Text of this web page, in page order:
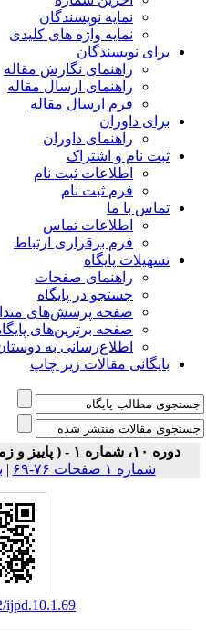
نمایه نویسندگان
نمایه واژه های کلیدی
برای نویسندگان
راهنمای نگارش مقاله
راهنمای ارسال مقاله
فرم ارسال مقاله
برای داوران
راهنمای داوران
ثبت نام و اشتراک
اطلاعات ثبت نام
فرم ثبت نام
تماس با ما
اطلاعات تماس
فرم برقراری ارتباط
تسهیلات پایگاه
راهنمای صفحات
جستجو در پایگاه
صفحه پرسش‌های
صفحه برترین‌های پایگاه
اطلاع‌رسانی به دوستان
بایگانی مقالات زیر چاپ
دوره ۱۰، شماره ۱ - ( پاییز و زمستان ۱۳۹۳ )
شماره ۱ صفحات ۷۶-۶۹
|
ijpd.10.1.69